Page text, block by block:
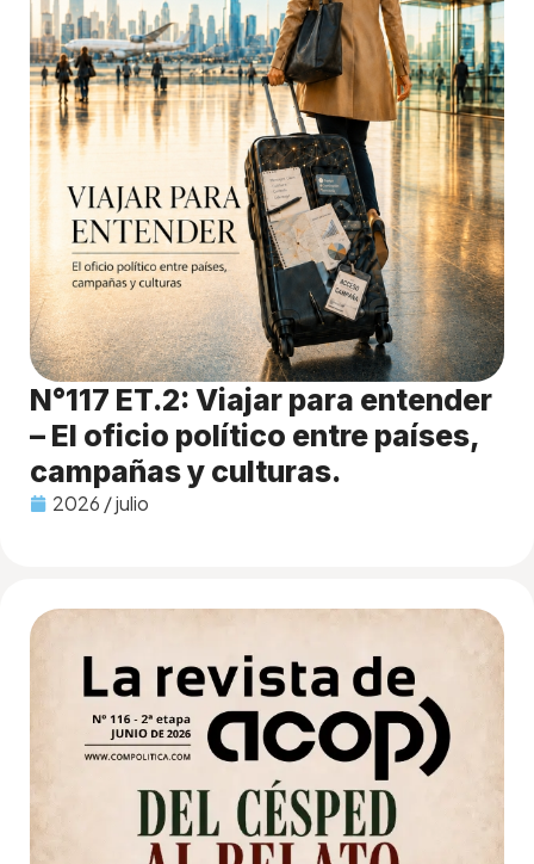
N°117 ET.2: Viajar para entender
– El oficio político entre países,
campañas y culturas.
2026 / julio